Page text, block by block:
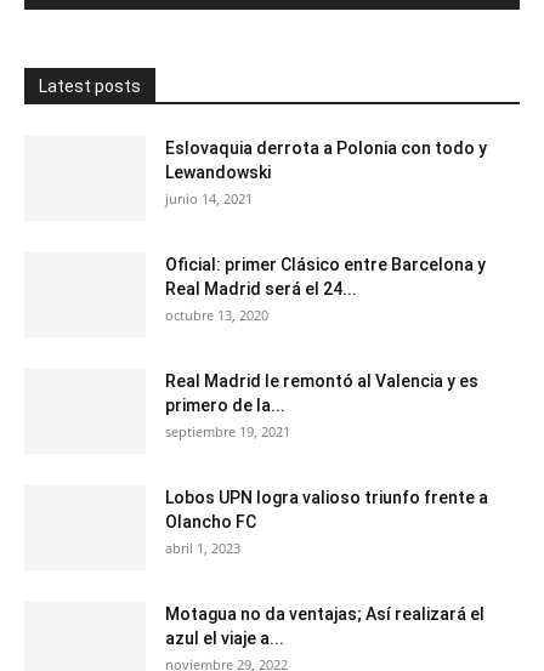
Latest posts
Eslovaquia derrota a Polonia con todo y
Lewandowski
junio 14, 2021
Oficial: primer Clásico entre Barcelona y
Real Madrid será el 24...
octubre 13, 2020
Real Madrid le remontó al Valencia y es
primero de la...
septiembre 19, 2021
Lobos UPN logra valioso triunfo frente a
Olancho FC
abril 1, 2023
Motagua no da ventajas; Así realizará el
azul el viaje a...
noviembre 29, 2022